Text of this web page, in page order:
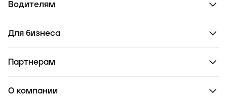
Водителям
Для бизнеса
Партнерам
О компании